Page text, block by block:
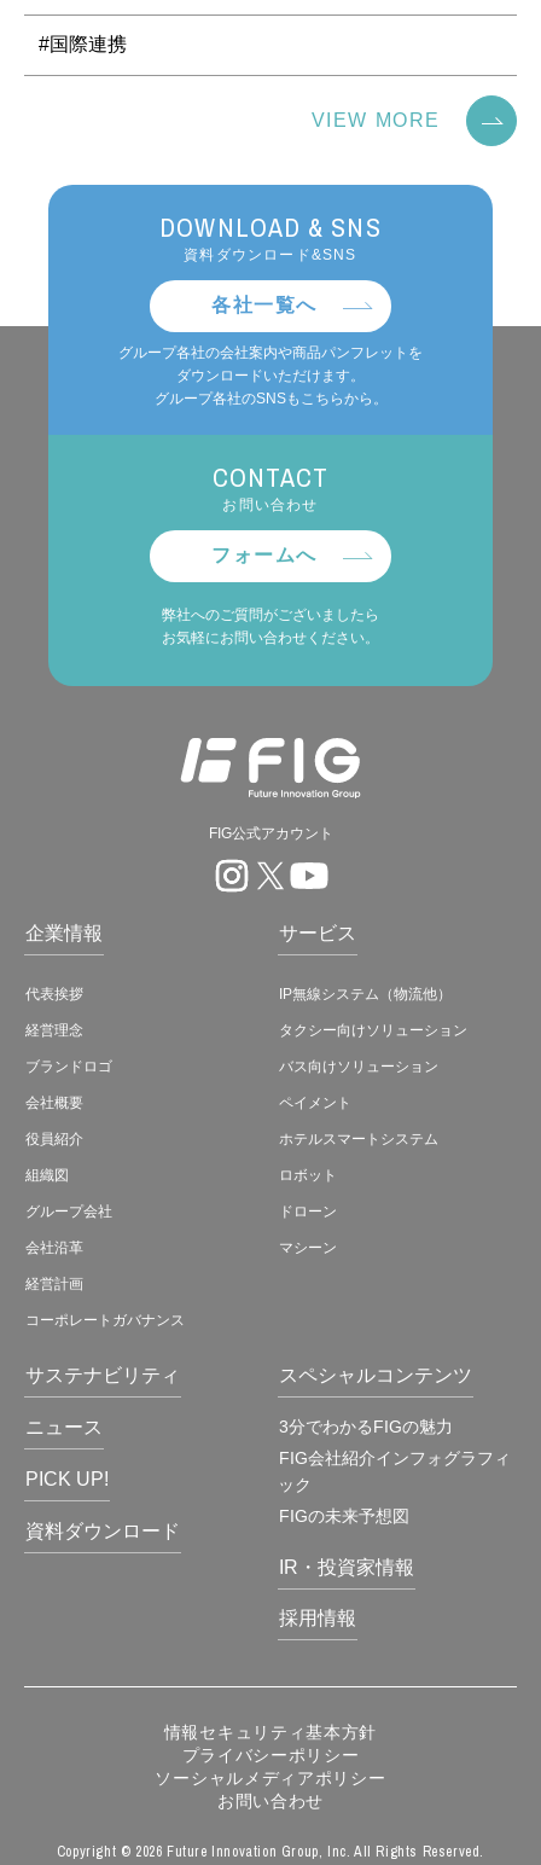
#国際連携
VIEW MORE
DOWNLOAD & SNS
資料ダウンロード&SNS
各社一覧へ
グループ各社の会社案内や商品パンフレットを
ダウンロードいただけます。
グループ各社のSNSもこちらから。
CONTACT
お問い合わせ
フォームへ
弊社へのご質問がございましたら
お気軽にお問い合わせください。
FIG公式アカウント
企業情報
代表挨拶
経営理念
ブランドロゴ
会社概要
役員紹介
組織図
グループ会社
会社沿革
経営計画
コーポレートガバナンス
サービス
IP無線システム（物流他）
タクシー向けソリューション
バス向けソリューション
ペイメント
ホテルスマートシステム
ロボット
ドローン
マシーン
サステナビリティ
ニュース
PICK UP!
資料ダウンロード
スペシャルコンテンツ
3分でわかるFIGの魅力
FIG会社紹介インフォグラフィ
ック
FIGの未来予想図
IR・投資家情報
採用情報
情報セキュリティ基本方針
プライバシーポリシー
ソーシャルメディアポリシー
お問い合わせ
Copyright © 2026 Future Innovation Group, Inc. All Rights Reserved.